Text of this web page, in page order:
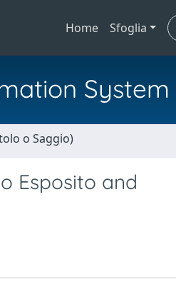
Home Sfoglia
System
o Saggio)
Esposito and